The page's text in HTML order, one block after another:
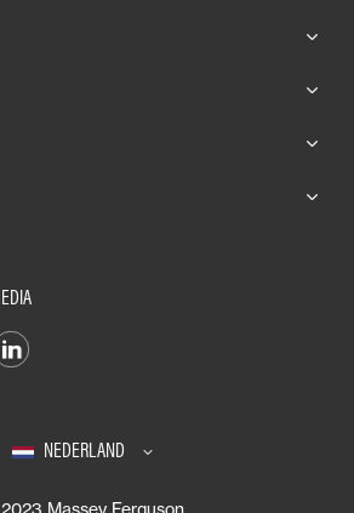
NEDERLAND
Massey Ferguson